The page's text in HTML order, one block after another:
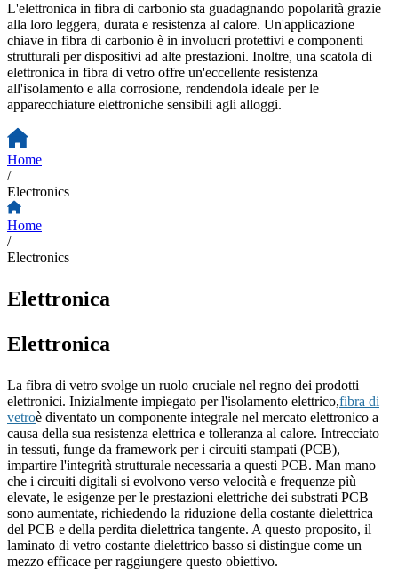
L'elettronica in fibra di carbonio sta guadagnando popolarità grazie
alla loro leggera, durata e resistenza al calore. Un'applicazione
chiave in fibra di carbonio è in involucri protettivi e componenti
strutturali per dispositivi ad alte prestazioni. Inoltre, una scatola di
elettronica in fibra di vetro offre un'eccellente resistenza
all'isolamento e alla corrosione, rendendola ideale per le
apparecchiature elettroniche sensibili agli alloggi.
Home
/
Electronics
Home
/
Electronics
Elettronica
Elettronica
La fibra di vetro svolge un ruolo cruciale nel regno dei prodotti
elettronici. Inizialmente impiegato per l'isolamento elettrico,fibra di
vetroè diventato un componente integrale nel mercato elettronico a
causa della sua resistenza elettrica e tolleranza al calore. Intrecciato
in tessuti, funge da framework per i circuiti stampati (PCB),
impartire l'integrità strutturale necessaria a questi PCB. Man mano
che i circuiti digitali si evolvono verso velocità e frequenze più
elevate, le esigenze per le prestazioni elettriche dei substrati PCB
sono aumentate, richiedendo la riduzione della costante dielettrica
del PCB e della perdita dielettrica tangente. A questo proposito, il
laminato di vetro costante dielettrico basso si distingue come un
mezzo efficace per raggiungere questo obiettivo.